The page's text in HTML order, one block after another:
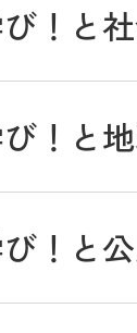
！と
！と
！と